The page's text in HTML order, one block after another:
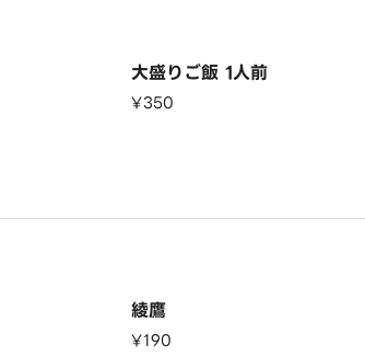
大盛りご飯 1人前
¥350
綾鷹
¥190